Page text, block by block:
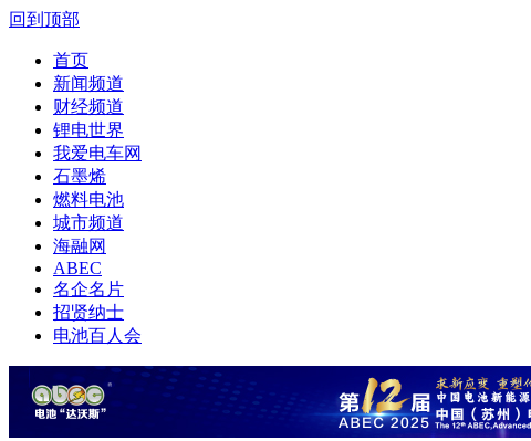
回到顶部
首页
新闻频道
财经频道
锂电世界
我爱电车网
石墨烯
燃料电池
城市频道
海融网
ABEC
名企名片
招贤纳士
电池百人会